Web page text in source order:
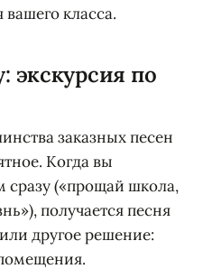
вашего класса.
экскурсия по
заказных песен
Когда вы
сразу («прощай школа,
получается песня
другое решение: